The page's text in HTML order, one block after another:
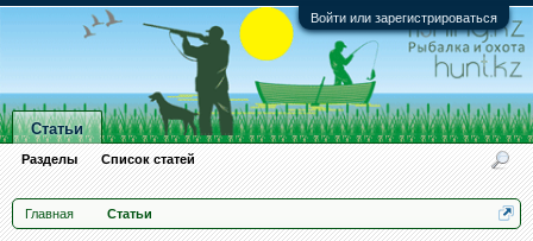
Войти или зарегистрироваться
Главная Статьи
Статьи
Разделы Список статей